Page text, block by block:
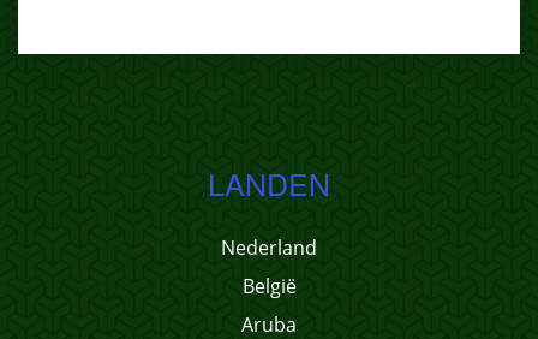
LANDEN
Nederland
België
Aruba